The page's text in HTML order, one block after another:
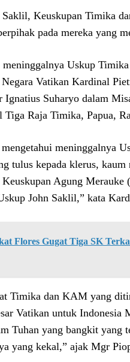
Keuskupan Timika
pada mereka yang
meninggalnya Uskup
Vatikan Kardinal
Suharyo dalam
Raja Timika, Papua,
meninggalnya
tulus kepada klerus,
Agung
John Saklil,” kata
Flores Gugat Tiga SK
Timika dan KAM yang
Vatikan untuk Indonesia
Tuhan yang bangkit
yang kekal,” ajak Mgr